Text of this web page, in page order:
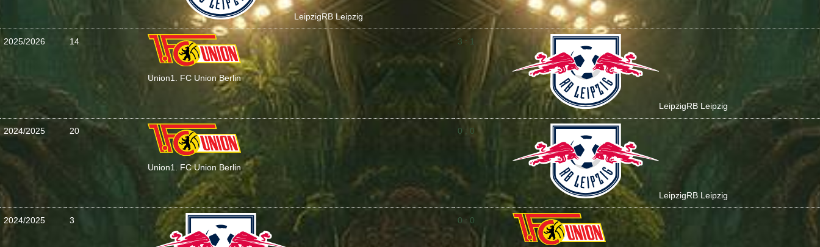
LeipzigRB Leipzig
2025/2026 14
Union1. FC Union Berlin
3 : 1
LeipzigRB Leipzig
2024/2025 20
Union1. FC Union Berlin
0 : 0
LeipzigRB Leipzig
2024/2025 3 0 : 0